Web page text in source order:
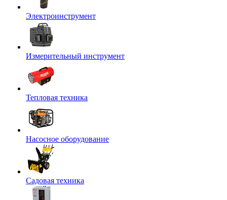
Электроинструмент
Измерительный инструмент
Тепловая техника
Насосное оборудование
Садовая техника